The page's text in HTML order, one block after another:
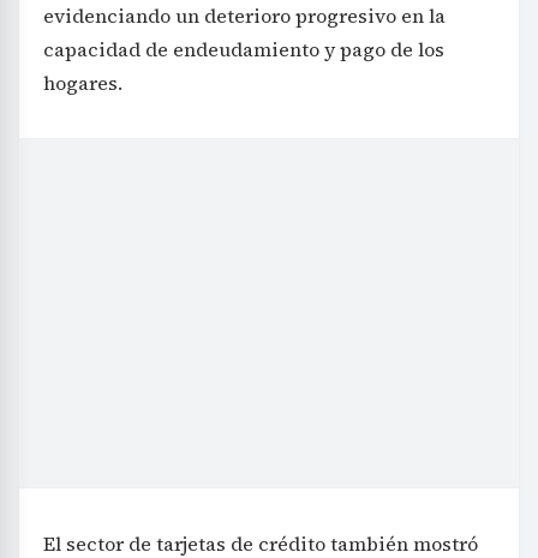
evidenciando un deterioro progresivo en la
capacidad de endeudamiento y pago de los
hogares.
El sector de tarjetas de crédito también mostró